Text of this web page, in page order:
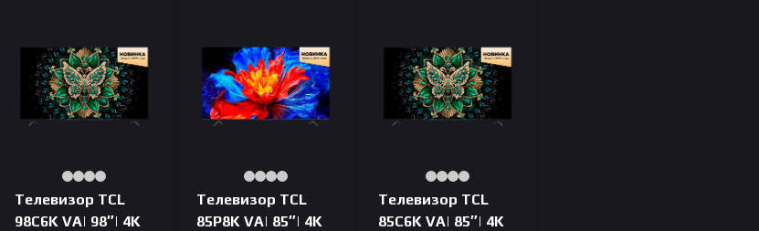
Телевизор TCL
98C6K VA| 98″| 4K
Телевизор TCL
85P8K VA| 85″| 4K
Телевизор TCL
85C6K VA| 85″| 4K